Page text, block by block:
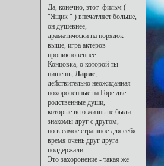
Да, конечно, этот фильм (
"Ящик " ) впечатляет больше,
он душевнее,
драматически на порядок
выше, игра актёров
проникновеннее.
Концовка, о которой ты
пишешь, Ларис,
действительно неожиданная -
похороненные на Горе две
родственные души,
которые всю жизнь не были
знакомы друг с другом,
но в самое страшное для себя
время очень друг друга
поддержали.
Это захоронение - такая же